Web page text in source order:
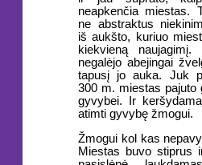
neapkenčia miestas.
ne abstraktus
iš aukšto, kuriuo
kiekvieną
negalėjo abejingai
tapusį jo auka. Juk
300 m. miestas pajuto
gyvybei. Ir
atimti gyvybę žmogui.
Žmogui kol kas
Miestas buvo stiprus